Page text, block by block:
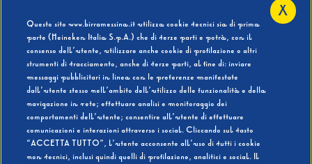
Hai compiuto 18 Anni?
SI NO
Questo sito www.birramessina.it utilizza cookie tecnici sia di prima
parte (Heineken Italia S.p.A.) che di terze parti e potrà, con il
consenso dell’utente, utilizzare anche cookie di profilazione o altri
strumenti di tracciamento, anche di terze parti, al fine di: inviare
messaggi pubblicitari in linea con le preferenze manifestate
dall’utente stesso nell’ambito dell’utilizzo delle funzionalità e della
navigazione in rete; effettuare analisi e monitoraggio dei
comportamenti dell’utente; consentire all’utente di effettuare
comunicazioni e interazioni attraverso i social. Cliccando sul tasto
“ACCETTA TUTTO”, l’utente acconsente all’uso di tutti i cookie
non tecnici, inclusi quindi quelli di profilazione, analitici e social. Il
X